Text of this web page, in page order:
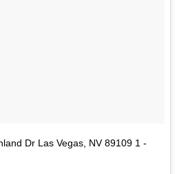
Dr Las Vegas, NV 89109 1 -